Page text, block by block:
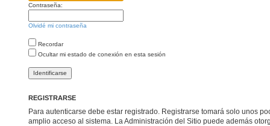
Contraseña:
Olvidé mi contraseña
Recordar
Ocultar mi estado de conexión en esta sesión
REGISTRARSE
Para autenticarse debe estar registrado. Registrarse tomará solo unos
amplio acceso al sistema. La Administración del Sitio puede además